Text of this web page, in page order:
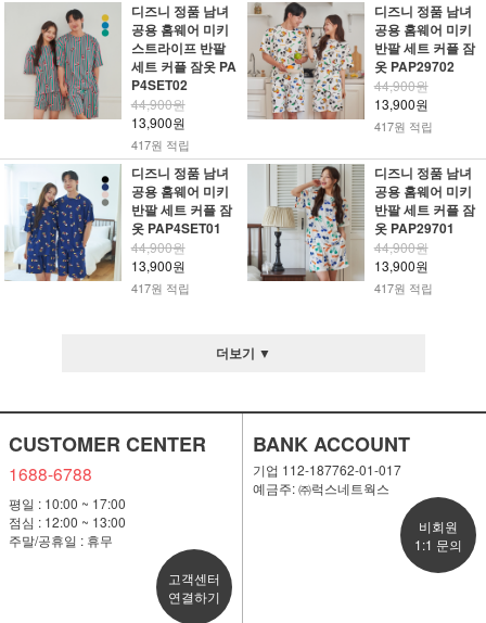
디즈니 정품 남녀
공용 홈웨어 미키
스트라이프 반팔
세트 커플 잠옷 PA
P4SET02
44,900원
13,900원
417원 적립
디즈니 정품 남녀
공용 홈웨어 미키
반팔 세트 커플 잠
옷 PAP29702
44,900원
13,900원
417원 적립
디즈니 정품 남녀
공용 홈웨어 미키
반팔 세트 커플 잠
옷 PAP4SET01
44,900원
13,900원
417원 적립
디즈니 정품 남녀
공용 홈웨어 미키
반팔 세트 커플 잠
옷 PAP29701
44,900원
13,900원
417원 적립
더보기 ▼
CUSTOMER CENTER
1688-6788
평일 : 10:00 ~ 17:00
점심 : 12:00 ~ 13:00
주말/공휴일 : 휴무
고객센터
연결하기
BANK ACCOUNT
기업 112-187762-01-017
예금주: ㈜럭스네트웍스
비회원
1:1 문의